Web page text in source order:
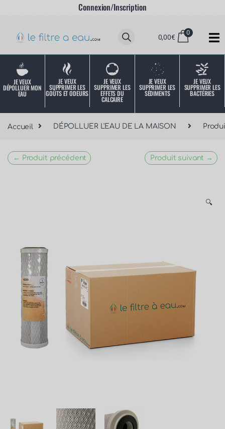
Connexion/Inscription
0,00€
0
JE VEUX
DÉPOLLUER MON
EAU
JE VEUX
SUPPRIMER LES
GOÛTS ET ODEURS
JE VEUX
SUPPRIMER LES
EFFETS DU
CALCAIRE
JE VEUX
SUPPRIMER LES
SÉDIMENTS
JE VEUX
SUPPRIMER LES
BACTÉRIES
Accueil DÉPOLLUER L'EAU DE LA MAISON
← Produit précédent Produit suivant →
🔍